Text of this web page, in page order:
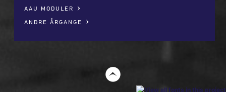
AAU MODULER
ANDRE ÅRGANGE
t